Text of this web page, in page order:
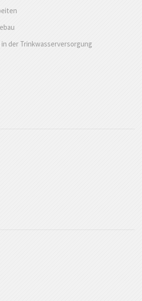
der Trinkwasserversorgung